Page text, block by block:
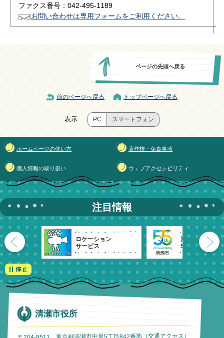
ファクス番号：042-495-1189
お問い合わせは専用フォームをご利用ください。
ページの先頭へ戻る
前のページへ戻る トップページへ戻る
表示 PC スマートフォン
ホームページの使い方 著作権・免責事項
個人情報の取り扱い ウェブアクセシビリティ
注目情報
ロケーション
サービス
清瀬市
55周年記念
清瀬市役所
交通アクセス ）